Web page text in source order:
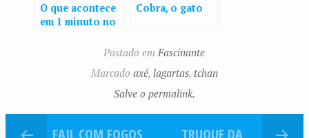
O que acontece
em 1 minuto no
Cobra, o gato
Postado emFascinante
Marcado axé, lagartas, tchan
Salve o permalink.
FAIL COM FOGOS
TRUQUE DA